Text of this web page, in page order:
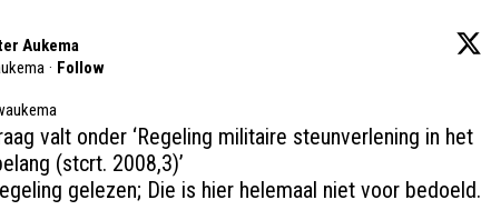
Aukema
· Follow
valt onder ‘Regeling militaire steunverlening in het
(stcrt. 2008,3)’
gelezen; Die is hier helemaal niet voor bedoeld.